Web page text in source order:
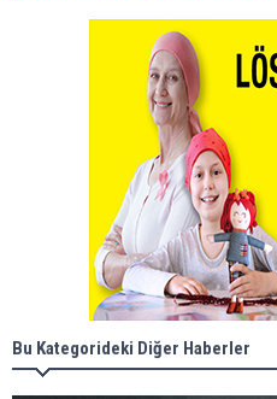
Bu Kategorideki Diğer Haberler